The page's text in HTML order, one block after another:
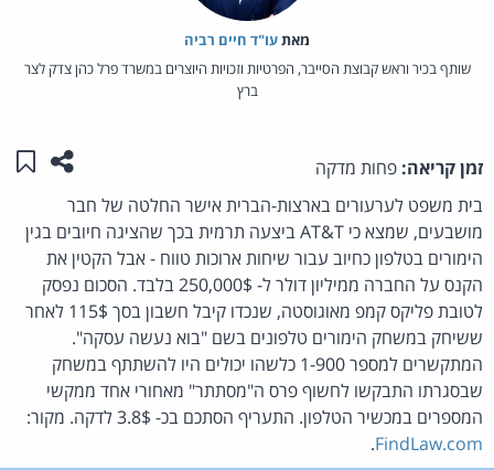
מאת‏עו"ד חיים רביה
שותף בכיר וראש קבוצת הסייבר, הפרטיות וזכויות היוצרים במשרד פרל כהן צדק לצר
ברץ
זמן קריאה: פחות מדקה שתפו
בית משפט לערעורים בארצות-הברית אישר החלטה של חבר
מושבעים, שמצא כי AT&T ביצעה תרמית בכך שהציגה חיובים בגין
הימורים בטלפון כחיוב עבור שיחות ארוכות טווח - אבל הקטין את
הקנס על החברה ממיליון דולר ל- 250,000$ בלבד. הסכום נפסק
לטובת פליקס קמפ מאוגוסטה, שנכדו קיבל חשבון בסך 115$ לאחר
ששיחק במשחק הימורים טלפונים בשם "בוא נעשה עסקה".
המתקשרים למספר 1-900 כלשהו יכולים היו להשתתף במשחק
שבסגרתו התבקשו לחשוף פרס ה"מסתתר" מאחורי אחד ממקשי
המספרים במכשיר הטלפון. התעריף הסתכם בכ- 3.8$ לדקה. מקור:
FindLaw.com
.